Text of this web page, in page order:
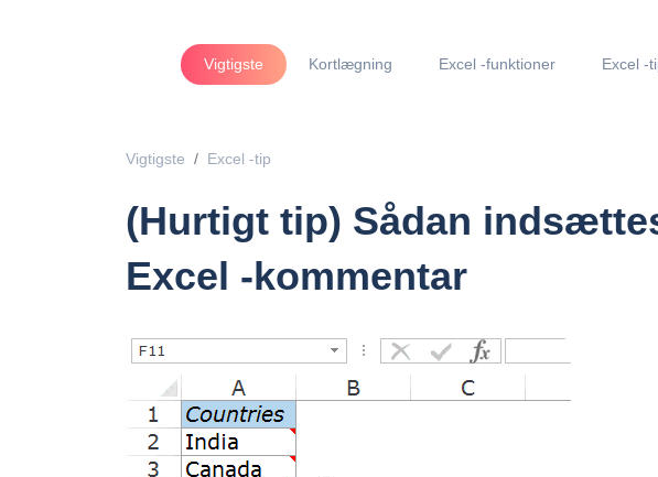
Vigtigste Kortlægning Excel -funktioner Excel -
Vigtigste Excel -tip
(Hurtigt tip) Sådan
Excel -kommentar